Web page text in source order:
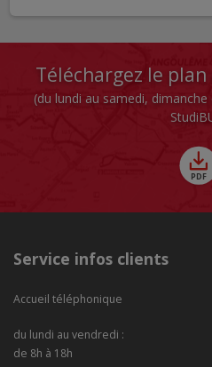
Téléchargez le
(du lundi au samedi,
Service infos clients
Accueil téléphonique
du lundi au vendredi :
de 8h à 18h